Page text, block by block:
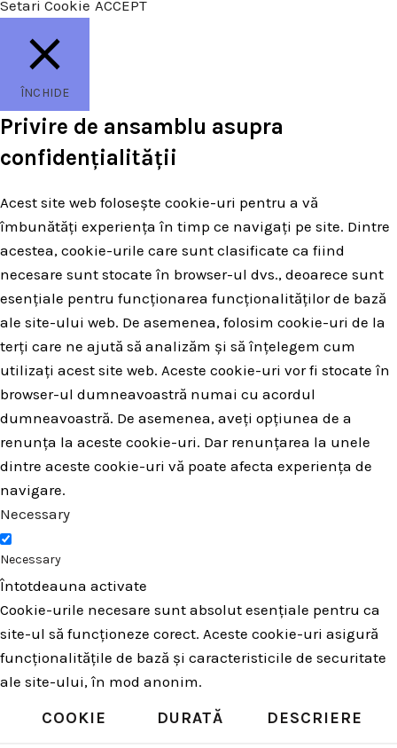
Setari Cookie ACCEPT
ÎNCHIDE
Privire de ansamblu asupra
confidențialității
Acest site web folosește cookie-uri pentru a vă
îmbunătăți experiența în timp ce navigați pe site. Dintre
acestea, cookie-urile care sunt clasificate ca fiind
necesare sunt stocate în browser-ul dvs., deoarece sunt
esențiale pentru funcționarea funcționalităților de bază
ale site-ului web. De asemenea, folosim cookie-uri de la
terți care ne ajută să analizăm și să înțelegem cum
utilizați acest site web. Aceste cookie-uri vor fi stocate în
browser-ul dumneavoastră numai cu acordul
dumneavoastră. De asemenea, aveți opțiunea de a
renunța la aceste cookie-uri. Dar renunțarea la unele
dintre aceste cookie-uri vă poate afecta experiența de
navigare.
Necessary
Necessary
Întotdeauna activate
Cookie-urile necesare sunt absolut esențiale pentru ca
site-ul să funcționeze corect. Aceste cookie-uri asigură
funcționalitățile de bază și caracteristicile de securitate
ale site-ului, în mod anonim.
COOKIE DURATĂ DESCRIERE